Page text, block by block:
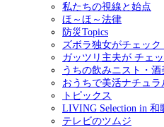
私たちの視線と始点
ほ～ほ～法律
防災Topics
ズボラ独女がチェッ
ガッツリ主夫が チェ
うちの飲みニスト・
おうちで美活ナチュ
トピックス
LIVING Selection in 和
テレビのツムジ